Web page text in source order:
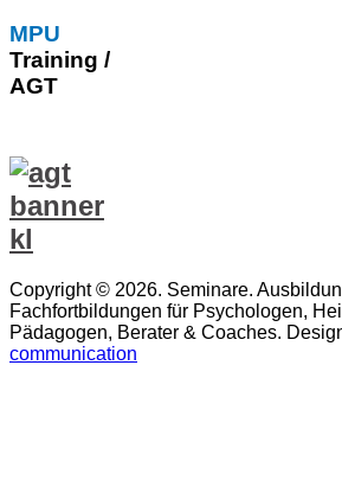
MPU
Training /
AGT
Copyright © 2026. Seminare.
Fachfortbildungen für Psychologen,
Pädagogen, Berater & Coaches.
communication